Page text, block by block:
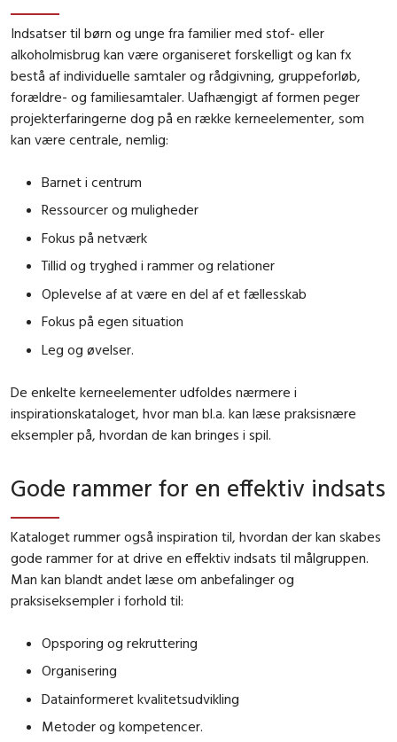
Indsatser til børn og unge fra familier med stof- eller
alkoholmisbrug kan være organiseret forskelligt og kan fx
bestå af individuelle samtaler og rådgivning, gruppeforløb,
forældre- og familiesamtaler. Uafhængigt af formen peger
projekterfaringerne dog på en række kerneelementer, som
kan være centrale, nemlig:
Barnet i centrum
Ressourcer og muligheder
Fokus på netværk
Tillid og tryghed i rammer og relationer
Oplevelse af at være en del af et fællesskab
Fokus på egen situation
Leg og øvelser.
De enkelte kerneelementer udfoldes nærmere i
inspirationskataloget, hvor man bl.a. kan læse praksisnære
eksempler på, hvordan de kan bringes i spil.
Gode rammer for en effektiv indsats
Kataloget rummer også inspiration til, hvordan der kan skabes
gode rammer for at drive en effektiv indsats til målgruppen.
Man kan blandt andet læse om anbefalinger og
praksiseksempler i forhold til:
Opsporing og rekruttering
Organisering
Datainformeret kvalitetsudvikling
Metoder og kompetencer.